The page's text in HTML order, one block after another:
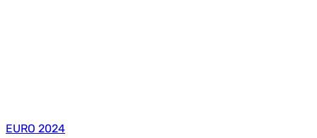
EURO 2024